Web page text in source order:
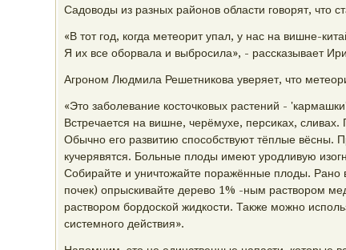
Садоводы из разных районов области говорят, что
«В тот год, когда метеорит упал, у нас на вишне-
Я их все оборвала и выбросила», - рассказывает
Агроном Людмила Решетникова уверяет, что
«Это заболевание косточковых растений -
Встречается на вишне, черёмухе, персиках,
Обычно его развитию способствуют тёплые вёсны.
кучерявятся. Больные плоды имеют уродливую
Собирайте и уничтожайте поражённые плоды. Рано
почек) опрыскивайте дерево 1% -ным раствором
раствором бордоской жидкости. Также можно
системного действия».